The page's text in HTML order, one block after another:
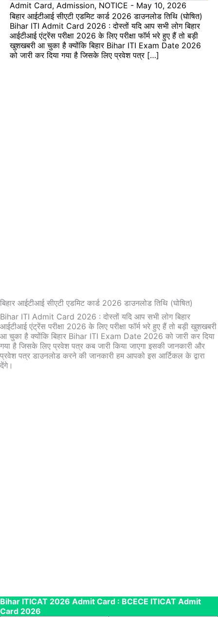
Admit Card, Admission, NOTICE - May 10, 2026
बिहार आईटीआई सीएटी एडमिट कार्ड 2026 डाउनलोड तिथि (घोषित)
Bihar ITI Admit Card 2026 : दोस्तों यदि आप सभी लोग बिहार
आईटीआई एंट्रेंस परीक्षा 2026 के लिए परीक्षा फॉर्म भरे हुए हैं तो बड़ी
खुशखबरी आ चुका है क्योंकि बिहार Bihar ITI Exam Date 2026
को जारी कर दिया गया है जिसके लिए प्रवेश पत्र […]
बिहार आईटीआई सीएटी एडमिट कार्ड 2026 डाउनलोड तिथि (घोषित)
Bihar ITI Admit Card 2026 : दोस्तों यदि आप सभी लोग बिहार
आईटीआई एंट्रेंस परीक्षा 2026 के लिए परीक्षा फॉर्म भरे हुए हैं तो बड़ी खुशखबरी
आ चुका है क्योंकि बिहार Bihar ITI Exam Date 2026 को जारी कर दिया
गया है जिसके लिए प्रवेश पत्र कब जारी किया जाएगा इसकी जानकारी और
प्रवेश पत्र डाउनलोड करने की जानकारी हम आपको इस आर्टिकल के द्वारा
देंगे।
Bihar ITICAT 2026 Admit Card : BCECE ITICAT Admit
Card 2026